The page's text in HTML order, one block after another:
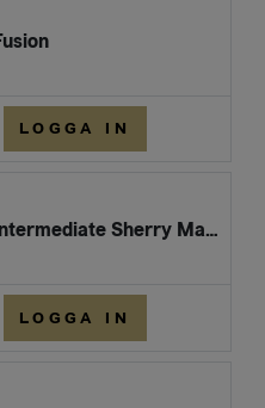
LOGGA IN
Amrut Intermediate Sherry Matured
LOGGA IN